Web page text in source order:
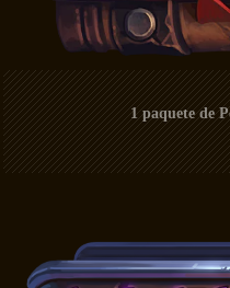
1 paquete de